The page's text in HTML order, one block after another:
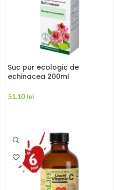
Suc pur ecologic de
echinacea 200ml
51.10lei